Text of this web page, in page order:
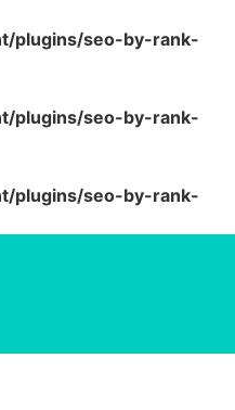
plugins/seo-by-rank-
plugins/seo-by-rank-
plugins/seo-by-rank-